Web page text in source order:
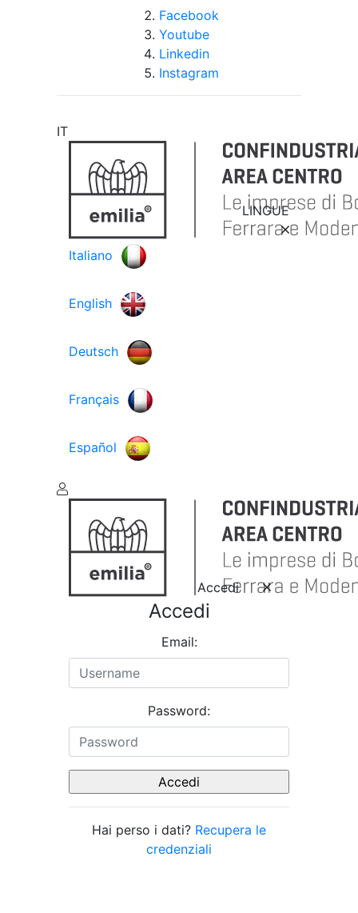
Facebook
Youtube
Linkedin
Instagram
IT
LINGUE
Italiano
English
Deutsch
Français
Español
Accedi
Accedi
Email:
Password:
Hai perso i dati? Recupera le
credenziali